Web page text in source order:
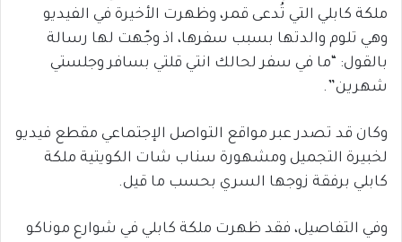
ملكة كابلي التي تُدعى قمر، وظهرت الأخيرة في الفيديو
وهي تلوم والدتها بسبب سفرها، اذ وجّهت لها رسالة
بالقول: “ما في سفر لحالك انتي قلتي بسافر وجلستي
شهرين”.
وكان قد تصدر عبر مواقع التواصل الإجتماعي مقطع فيديو
لخبيرة التجميل ومشهورة سناب شات الكويتية ملكة
كابلي برفقة زوجها السري بحسب ما قيل.
وفي التفاصيل، فقد ظهرت ملكة كابلي في شوارع موناكو